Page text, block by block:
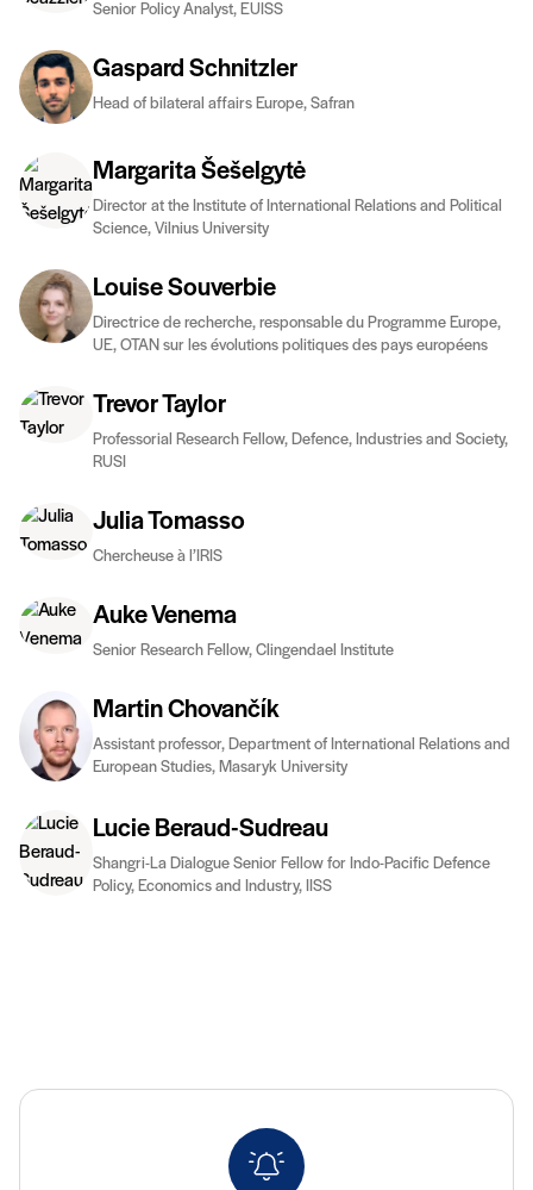
Senior Policy Analyst, EUISS
Gaspard Schnitzler
Head of bilateral affairs Europe, Safran
Margarita Šešelgytė
Director at the Institute of International Relations and Political
Science, Vilnius University
Louise Souverbie
Directrice de recherche, responsable du Programme Europe,
UE, OTAN sur les évolutions politiques des pays européens
Trevor Taylor
Professorial Research Fellow, Defence, Industries and Society,
RUSI
Julia Tomasso
Chercheuse à l’IRIS
Auke Venema
Senior Research Fellow, Clingendael Institute
Martin Chovančík
Assistant professor, Department of International Relations and
European Studies, Masaryk University
Lucie Beraud-Sudreau
Shangri-La Dialogue Senior Fellow for Indo-Pacific Defence
Policy, Economics and Industry, IISS